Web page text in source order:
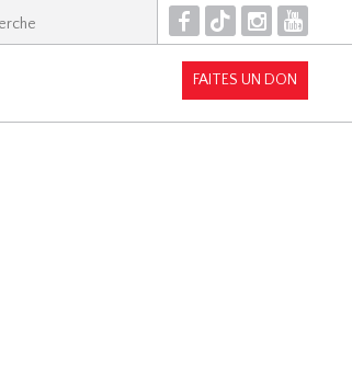
F T I Y
FAITES UN DON